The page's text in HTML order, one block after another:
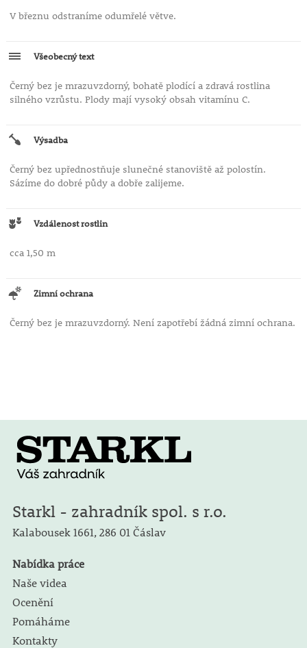
V březnu odstraníme odumřelé větve.
Všeobecný text
Černý bez je mrazuvzdorný, bohatě plodící a zdravá rostlina
silného vzrůstu. Plody mají vysoký obsah vitamínu C.
Výsadba
Černý bez upřednostňuje slunečné stanoviště až polostín.
Sázíme do dobré půdy a dobře zalijeme.
Vzdálenost rostlin
cca 1,50 m
Zimní ochrana
Černý bez je mrazuvzdorný. Není zapotřebí žádná zimní ochrana.
Starkl - zahradník spol. s r.o.
Kalabousek 1661, 286 01 Čáslav
Nabídka práce
Naše videa
Ocenění
Pomáháme
Kontakty